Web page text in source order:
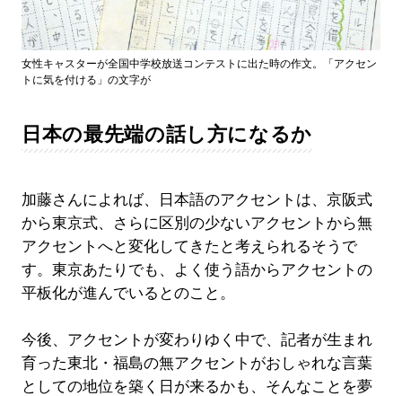
女性キャスターが全国中学校放送コンテストに出た時の作文。「アクセン
トに気を付ける」の文字が
日本の最先端の話し方になるか
加藤さんによれば、日本語のアクセントは、京阪式
から東京式、さらに区別の少ないアクセントから無
アクセントへと変化してきたと考えられるそうで
す。東京あたりでも、よく使う語からアクセントの
平板化が進んでいるとのこと。
今後、アクセントが変わりゆく中で、記者が生まれ
育った東北・福島の無アクセントがおしゃれな言葉
としての地位を築く日が来るかも、そんなことを夢